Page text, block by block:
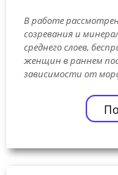
В работе
созревания и
среднего слоев,
женщин в раннем
зависимости от